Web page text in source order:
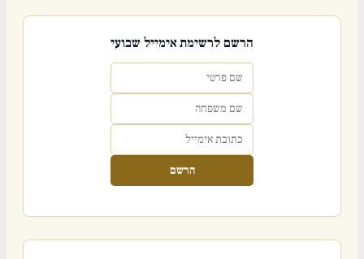
הרשם לרשימת אימייל שבועי
הרשם